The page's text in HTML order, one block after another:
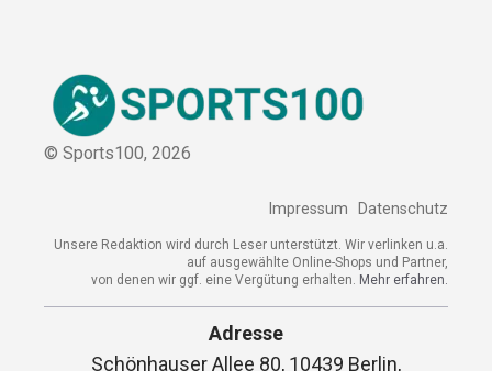
© Sports100, 2026
Impressum Datenschutz
Unsere Redaktion wird durch Leser unterstützt. Wir verlinken u.a.
auf ausgewählte Online-Shops und Partner,
von denen wir ggf. eine Vergütung erhalten. Mehr erfahren.
Adresse
Schönhauser Allee 80, 10439 Berlin,